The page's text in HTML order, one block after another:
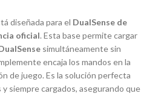
diseñada para el DualSense de
oficial. Esta base permite cargar
simultáneamente sin
encaja los mandos en la
de juego. Es la solución perfecta
siempre cargados, asegurando que